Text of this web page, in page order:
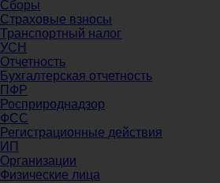
Сборы
Страховые взносы
Транспортный налог
УСН
Отчетность
Бухгалтерская отчетность
ПФР
Росприроднадзор
ФСС
Регистрационные действия
ИП
Организации
Физические лица